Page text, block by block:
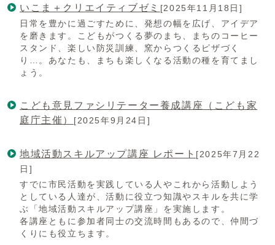
いこま＋クリエイティブゼミ [2025年11月18日]
日常を豊かに過ごすために、発想の幅を広げ、アイデア
を磨きます。こどもがつくる夢のまち、まちのコーヒー
スタンド、楽しい防災訓練、窯からつくるピザづく
り…。あなたも、まちも楽しくなる活動の種を育てまし
ょう。
こども意見ファシリテーター養成講座（こども家
庭庁主催） [2025年9月24日]
地域活動スキルアップ講座 レポート [2025年7月22
日]
すでに市民活動を実践している人やこれから活動しよう
としている人達が、活動に役立つ知識やスキルを共に学
ぶ「地域活動スキルアップ講座」を実施します。
各講座ともに参加者同士の交流時間もあるので、仲間づ
くりにも役立ちます。